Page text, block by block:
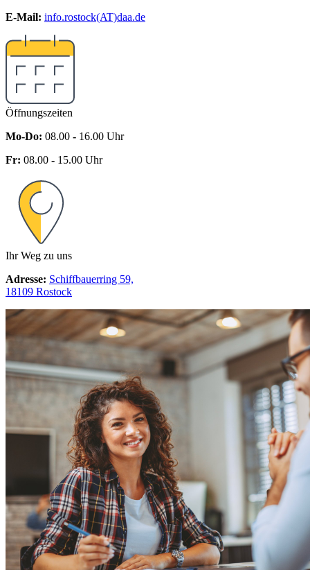
E-Mail: info.rostock(AT)daa.de
Öffnungszeiten
Mo-Do: 08.00 - 16.00 Uhr
Fr: 08.00 - 15.00 Uhr
Ihr Weg zu uns
Adresse: Schiffbauerring 59,
18109 Rostock